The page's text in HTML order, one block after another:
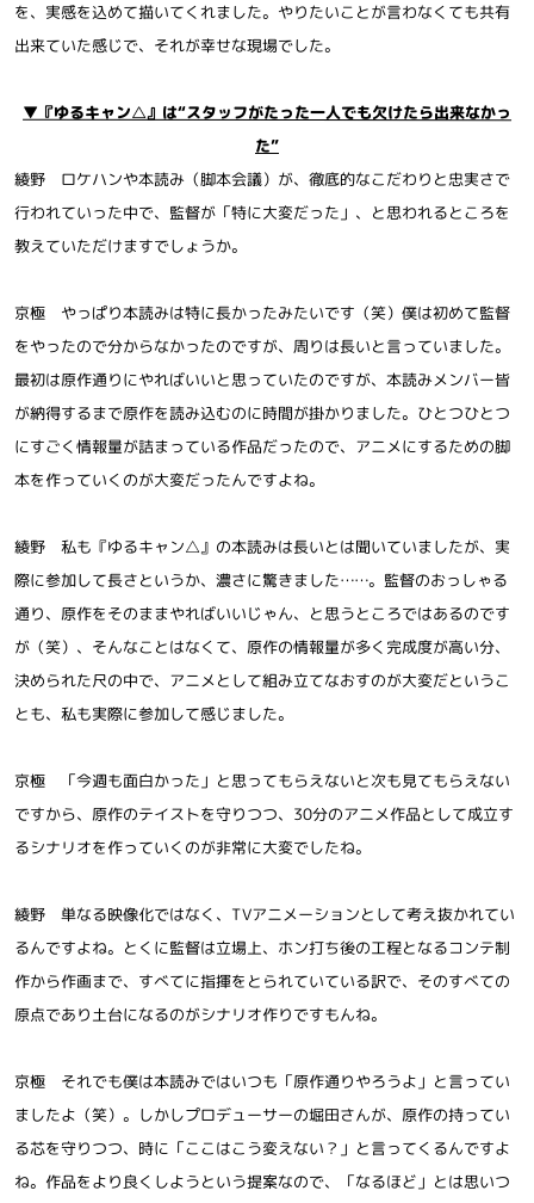
を、実感を込めて描いてくれました。やりたいことが言わなくても共有
出来ていた感じで、それが幸せな現場でした。
▼『ゆるキャン△』は“スタッフがたった一人でも欠けたら出来なかっ
た”
綾野 ロケハンや本読み（脚本会議）が、徹底的なこだわりと忠実さで
行われていった中で、監督が「特に大変だった」、と思われるところを
教えていただけますでしょうか。
京極 やっぱり本読みは特に長かったみたいです（笑）僕は初めて監督
をやったので分からなかったのですが、周りは長いと言っていました。
最初は原作通りにやればいいと思っていたのですが、本読みメンバー皆
が納得するまで原作を読み込むのに時間が掛かりました。ひとつひとつ
にすごく情報量が詰まっている作品だったので、アニメにするための脚
本を作っていくのが大変だったんですよね。
綾野 私も『ゆるキャン△』の本読みは長いとは聞いていましたが、実
際に参加して長さというか、濃さに驚きました……。監督のおっしゃる
通り、原作をそのままやればいいじゃん、と思うところではあるのです
が（笑）、そんなことはなくて、原作の情報量が多く完成度が高い分、
決められた尺の中で、アニメとして組み立てなおすのが大変だというこ
とも、私も実際に参加して感じました。
京極 「今週も面白かった」と思ってもらえないと次も見てもらえない
ですから、原作のテイストを守りつつ、30分のアニメ作品として成立す
るシナリオを作っていくのが非常に大変でしたね。
綾野 単なる映像化ではなく、TVアニメーションとして考え抜かれてい
るんですよね。とくに監督は立場上、ホン打ち後の工程となるコンテ制
作から作画まで、すべてに指揮をとられていている訳で、そのすべての
原点であり土台になるのがシナリオ作りですもんね。
京極 それでも僕は本読みではいつも「原作通りやろうよ」と言ってい
ましたよ（笑）。しかしプロデューサーの堀田さんが、原作の持ってい
る芯を守りつつ、時に「ここはこう変えない？」と言ってくるんですよ
ね。作品をより良くしようという提案なので、「なるほど」とは思いつ